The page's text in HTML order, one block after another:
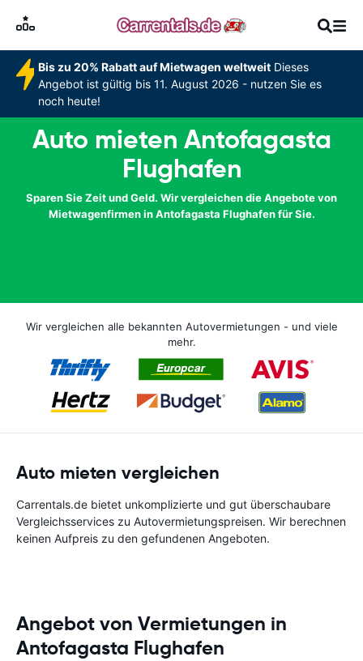
Bis zu 20% Rabatt auf Mietwagen weltweitDieses
Angebot ist gültig bis 11. August 2026 - nutzen Sie es
noch heute!
Auto mieten Antofagasta
Flughafen
Sparen Sie Zeit und Geld. Wir vergleichen die Angebote von
Mietwagenfirmen in Antofagasta Flughafen für Sie.
Wir vergleichen alle bekannten Autovermietungen - und viele
mehr.
Auto mieten vergleichen
Carrentals.de bietet unkomplizierte und gut überschaubare
Vergleichsservices zu Autovermietungspreisen. Wir berechnen
keinen Aufpreis zu den gefundenen Angeboten.
Angebot von Vermietungen in
Antofagasta Flughafen